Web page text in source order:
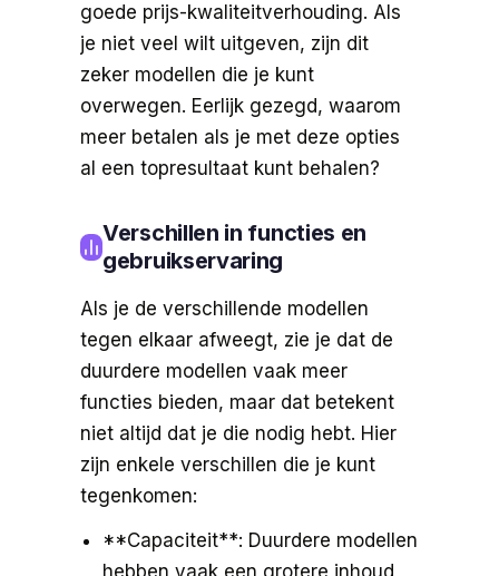
goede prijs-kwaliteitverhouding. Als
je niet veel wilt uitgeven, zijn dit
zeker modellen die je kunt
overwegen. Eerlijk gezegd, waarom
meer betalen als je met deze opties
al een topresultaat kunt behalen?
Verschillen in functies en
gebruikservaring
Als je de verschillende modellen
tegen elkaar afweegt, zie je dat de
duurdere modellen vaak meer
functies bieden, maar dat betekent
niet altijd dat je die nodig hebt. Hier
zijn enkele verschillen die je kunt
tegenkomen:
**Capaciteit**: Duurdere modellen
hebben vaak een grotere inhoud,